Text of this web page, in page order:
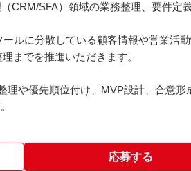
SFA）領域の業務整理、要件定
ルに分散している顧客情報や営業活
までを推進いただきます。
や優先順位付け、MVP設計、合意形
応募する